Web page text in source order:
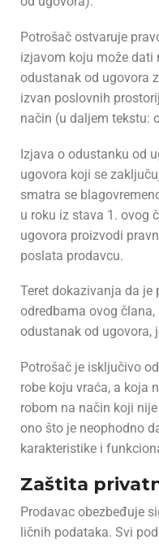
Potrošač ostvaruje
izjavom koju može dati
odustanak od ugovora
izvan poslovnih
način (u daljem tekstu:
Izjava o odustanku od
ugovora koji se
smatra se
u roku iz stava 1. ovog
ugovora proizvodi
poslata prodavcu.
Teret dokazivanja da je
odredbama ovog
odustanak od ugovora,
Potrošač je isključivo
robe koju vraća, a koja
robom na način koji
ono što je neophodno
karakteristike i
Zaštita
Prodavac obezbeđuje
ličnih podataka. Svi